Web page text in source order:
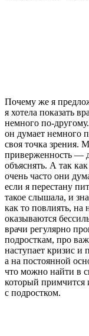
Почему же я
я хотела показать
немного по-
он думает немного
своя точка зрения.
приверженность —
объяснять. А так
очень часто они
если я перестану
такое слышала, и
как то повлиять, на
оказываются
врачи регулярно
подросткам, про
наступает кризис и
а на постоянной
что можно найти в
который примчится
с подростком.